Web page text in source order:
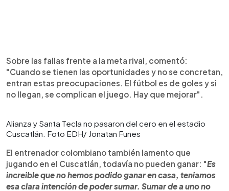
Sobre las fallas frente a la meta rival, comentó:
"Cuando se tienen las oportunidades y no se concretan,
entran estas preocupaciones. El fútbol es de goles y si
no llegan, se complican el juego. Hay que mejorar".
Alianza y Santa Tecla no pasaron del cero en el estadio
Cuscatlán. Foto EDH/ Jonatan Funes
El entrenador colombiano también lamento que
jugando en el Cuscatlán, todavía no pueden ganar: "Es
increible que no hemos podido ganar en casa, teniamos
esa clara intención de poder sumar. Sumar de a uno no